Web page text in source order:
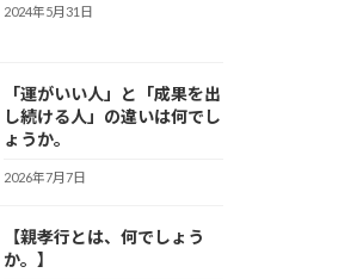
2024年5月31日
「運がいい人」と「成果を出
し続ける人」の違いは何でし
ょうか。
2026年7月7日
【親孝行とは、何でしょう
か。】